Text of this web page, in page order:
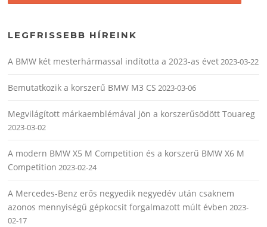
LEGFRISSEBB HÍREINK
A BMW két mesterhármassal indította a 2023-as évet2023-03-22
Bemutatkozik a korszerű BMW M3 CS 2023-03-06
Megvilágított márkaemblémával jön a korszerűsödött Touareg
2023-03-02
A modern BMW X5 M Competition és a korszerű BMW X6 M
Competition 2023-02-24
A Mercedes-Benz erős negyedik negyedév után csaknem
azonos mennyiségű gépkocsit forgalmazott múlt évben 2023-
02-17